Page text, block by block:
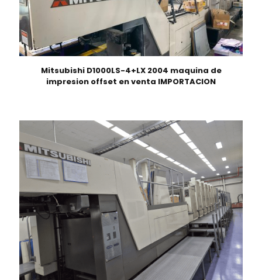
Mitsubishi D1000LS-4+LX 2004 maquina de
impresion offset en venta IMPORTACION